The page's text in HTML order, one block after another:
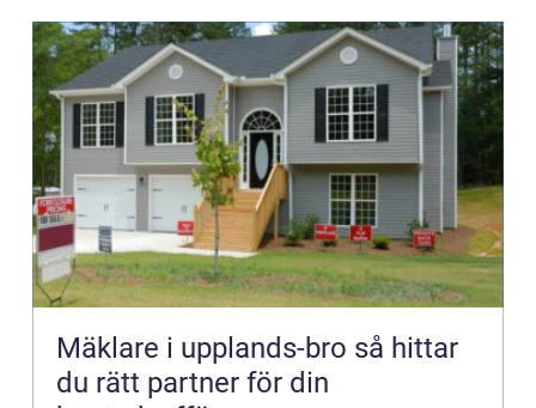
Mäklare i upplands-bro så hittar
du rätt partner för din